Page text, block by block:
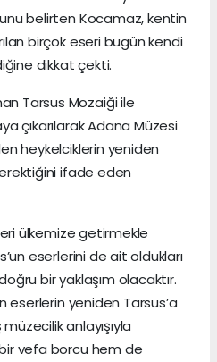
belirten Kocamaz, kentin
birçok eseri bugün kendi
dikkat çekti.
Tarsus Mozaiği ile
çıkarılarak Adana Müzesi
heykelciklerin yeniden
ifade eden
ülkemize getirmekle
eserlerini de ait oldukları
bir yaklaşım olacaktır.
eserlerin yeniden Tarsus’a
anlayışıyla
vefa borcu hem de